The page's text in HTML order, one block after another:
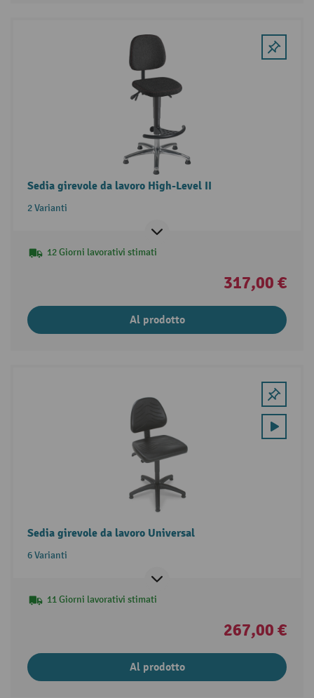
Sedia girevole da lavoro High-Level II
2 Varianti
12 Giorni lavorativi stimati
317,00 €
Al prodotto
Sedia girevole da lavoro Universal
6 Varianti
11 Giorni lavorativi stimati
267,00 €
Al prodotto